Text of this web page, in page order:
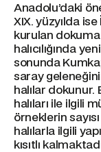
Anadolu’daki
XIX. yüzyılda
kurulan dokuma
halıcılığında
sonunda
saray
halılar dokunur.
halıları ile ilgili
örneklerin
halılarla ilgili
kısıtlı